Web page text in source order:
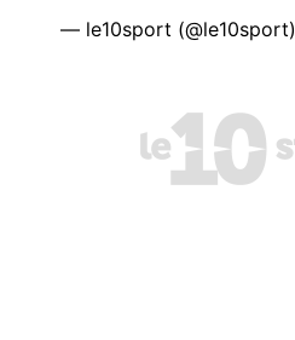
— le10sport (@le10sport)